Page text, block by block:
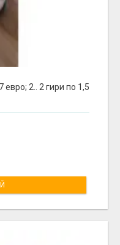
2.. 2 гири по 1,5